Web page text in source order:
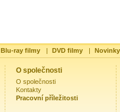
Blu-ray filmy | DVD filmy |
O společnosti
O společnosti
Kontakty
Pracovní příležitosti